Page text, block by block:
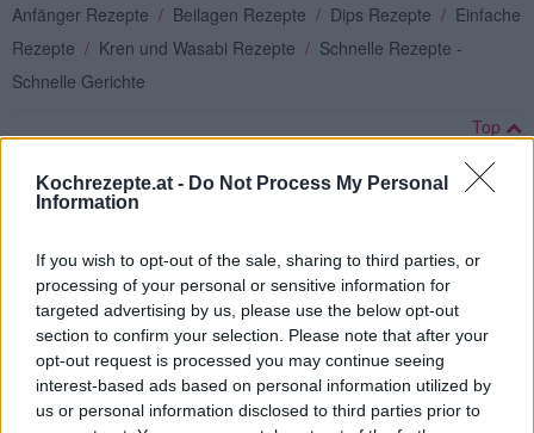
Kochrezepte.at - Do Not Process My Personal
Information
If you wish to opt-out of the sale, sharing to third parties, or
processing of your personal or sensitive information for
targeted advertising by us, please use the below opt-out
section to confirm your selection. Please note that after your
opt-out request is processed you may continue seeing
interest-based ads based on personal information utilized by
us or personal information disclosed to third parties prior to
Anfänger Rezepte / Beilagen Rezepte / Dips Rezepte / Einfache
Rezepte / Kren und Wasabi Rezepte / Schnelle Rezepte -
Schnelle Gerichte
Top
Selbstgemachte Wasabinüsse
Apfelkren
Leicht
Kren-Marinade